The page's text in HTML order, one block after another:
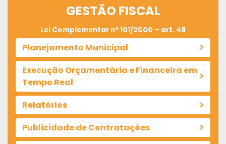
GESTÃO FISCAL
Lei Complementar nº 101/2000 – art. 48
Planejamento Municipal
Execução Orçamentária e Financeira em
Tempo Real
Relatórios
Publicidade de Contratações